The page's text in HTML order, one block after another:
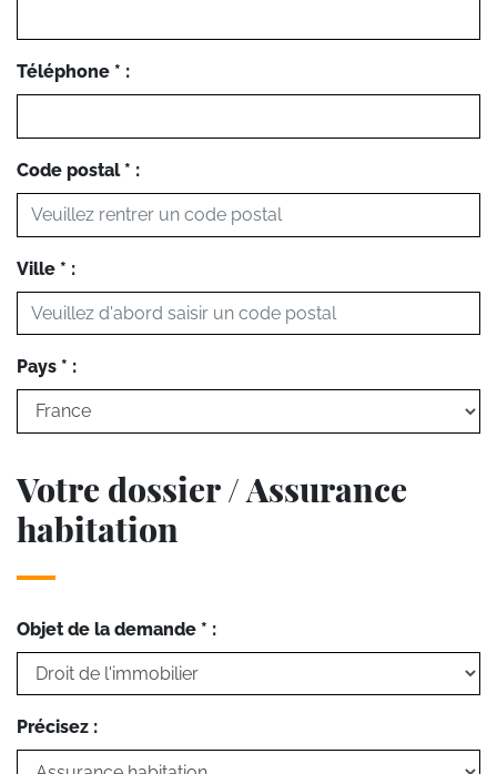
Téléphone * :
Code postal * :
Ville * :
Pays * :
Votre dossier / Assurance
habitation
Objet de la demande * :
Précisez :